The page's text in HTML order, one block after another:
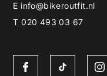
E info@bikeroutfit.nl
T 020 493 03 67